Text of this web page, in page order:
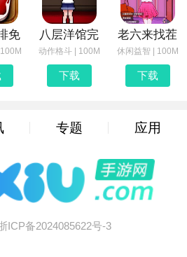
免 八层洋馆完
动作格斗 | 100M
下载
老六来找茬
休闲益智 | 100M
下载
专题 应用
ICP备2024085622号-3